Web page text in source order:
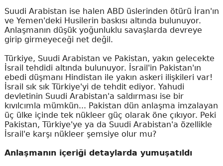
Suudi Arabistan ise halen ABD üslerinden ötürü İran'ın
ve Yemen'deki Husilerin baskısı altında bulunuyor.
Anlaşmanın düşük yoğunluklu savaşlarda devreye
girip girmeyeceği net değil.
Türkiye, Suudi Arabistan ve Pakistan, yakın gelecekte
İsrail tehdidi altında bulunuyor. İsrail'in Pakistan'ın
ebedi düşmanı Hindistan ile yakın askeri ilişkileri var!
İsrail sık sık Türkiye'yi de tehdit ediyor. Yahudi
devletinin Suudi Arabistan'a saldırması ise bir
kıvılcımla mümkün... Pakistan dün anlaşma imzalayan
üç ülke içinde tek nükleer güç olarak öne çıkıyor. Peki
Pakistan, Türkiye'ye ya da Suudi Arabistan'a özellikle
İsrail'e karşı nükleer şemsiye olur mu?
Anlaşmanın içeriği detaylarda yumuşatıldı